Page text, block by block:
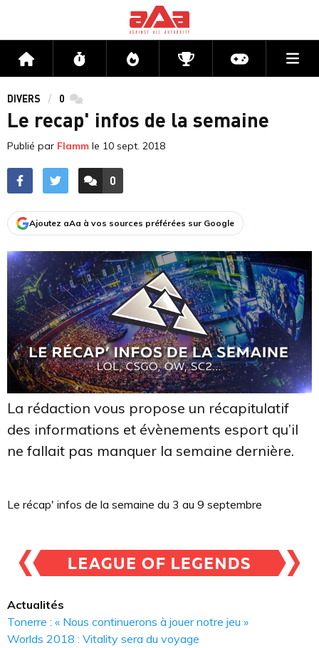
Accueil Flux Directs CompétitionsActu jeux
DIVERS 0 commentaires
Le recap' infos de la semaine
Publié par Flamm le 10 sept. 2018
ACCÉDER AUX
0
COMMENTAIRES
Ajoutez aAa à vos sources préférées sur Google
La rédaction vous propose un récapitulatif
des informations et évènements esport qu’il
ne fallait pas manquer la semaine dernière.
Le récap' infos de la semaine du 3 au 9 septembre
Actualités
Tonerre : « Nous continuerons à jouer notre jeu »
Worlds 2018 : Vitality sera du voyage